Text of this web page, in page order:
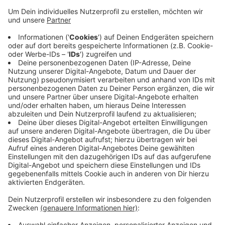
Er ist jetzt offiziell eröffnet. Mit 13 Anlagen ist es der
größte Windpark, der in diesem Jahr in NRW ans Netz
geht. Neben Landwirten und den Stadtwerken
konnten Bürger Anteile kaufen. Mehr als 400
Menschen aus der Region haben das getan. Ein Teil der
Gewinne fließt an die Coesfelder Bürgerstiftung und
unterstützt damit gemeinnützige Projekte. Die
Windräder im Letter Bruch sollen pro Jahr
umweltenfreundlichen Strom für bis zu 40 000
Haushalte erzeugen.
Anzeige